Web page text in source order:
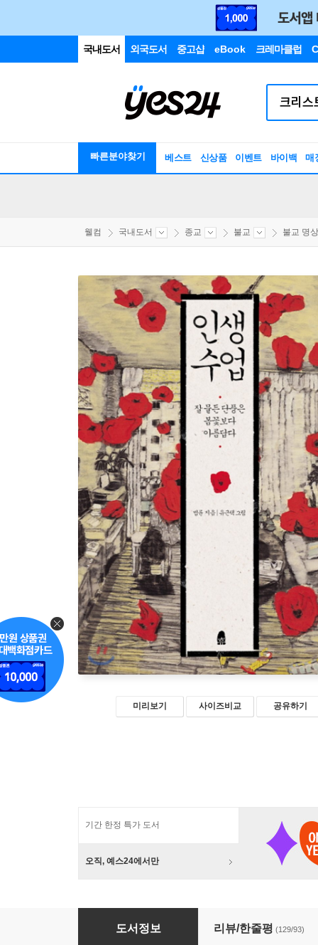
국내도서 외국도서 중고샵 eBook 크레마클럽
빠른분야찾기 베스트 신상품 이벤트 바이백 매
웰컴 국내도서 종교 불교 불교 명
미리보기 사이즈비교 공유하기
기간 한정 특가 도서
오직, 예스24에서만
인생수업
도서정보 리뷰/한줄평 (129/93)